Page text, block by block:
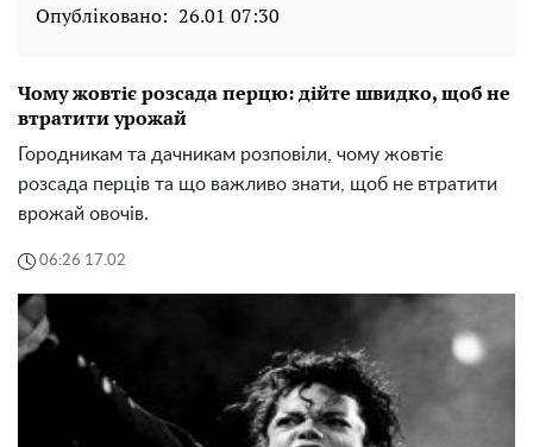
Опубліковано: 26.01 07:30
Чому жовтіє розсада перцю: дійте швидко, щоб не
втратити урожай
Городникам та дачникам розповіли, чому жовтіє
розсада перців та що важливо знати, щоб не втратити
врожай овочів.
06:26 17.02